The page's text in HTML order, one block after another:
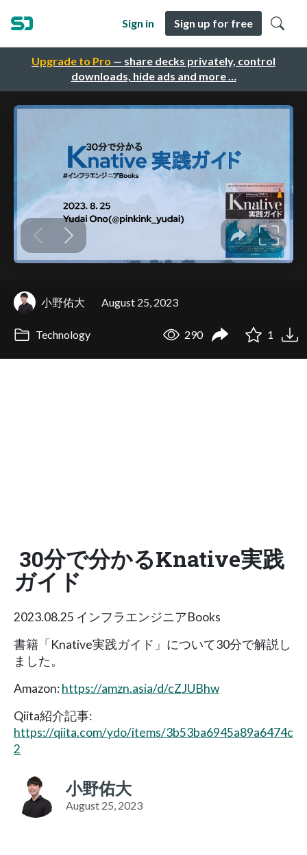
Upgrade to Pro — share decks privately, control
downloads, hide ads and more …
Sign in Sign up for free
小野佑大 August 25, 2023
Technology 290 1
30分で分かるKnative実践
ガイド
2023.08.25 インフラエンジニアBooks
書籍「Knative実践ガイド」について30分で解説し
ました。
Amazon:https://amzn.asia/d/cZJUBhw
Qiita紹介記事:
https://qiita.com/ydo/items/3b53ba6945a89a6474c
2
小野佑大
August 25, 2023